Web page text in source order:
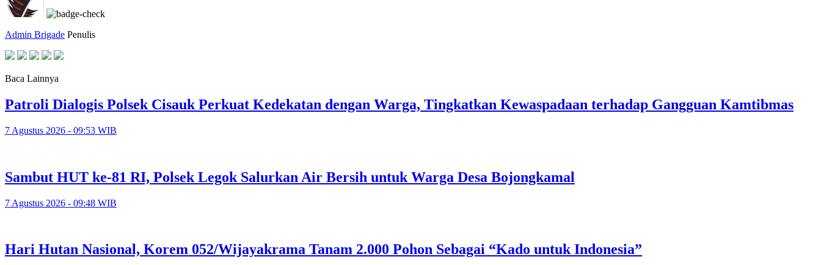
Admin Brigade Penulis
Baca Lainnya
Patroli Dialogis Polsek Cisauk Perkuat Kedekatan dengan Warga, Tingkatkan Kewaspadaan terhadap Gangguan Kamtibmas
7 Agustus 2026 - 09:53 WIB
Sambut HUT ke-81 RI, Polsek Legok Salurkan Air Bersih untuk Warga Desa Bojongkamal
7 Agustus 2026 - 09:48 WIB
Hari Hutan Nasional, Korem 052/Wijayakrama Tanam 2.000 Pohon Sebagai “Kado untuk Indonesia”